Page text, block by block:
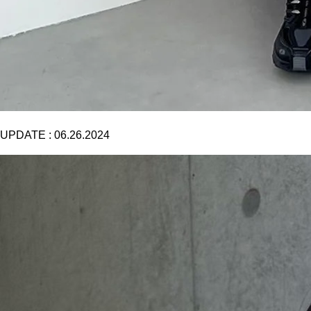
UPDATE : 06.26.2024